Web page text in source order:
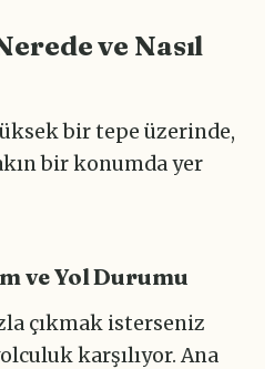
ve Nasıl
bir tepe üzerinde,
bir konumda yer
ve Yol Durumu
çıkmak isterseniz
karşılıyor. Ana